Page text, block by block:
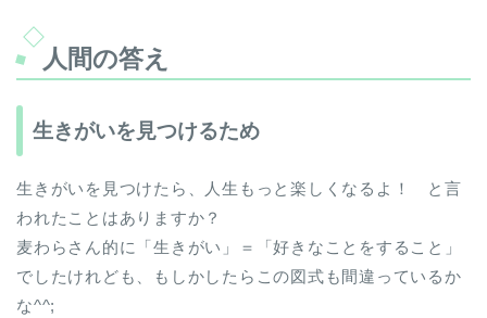
人間の答え
生きがいを見つけるため
生きがいを見つけたら、人生もっと楽しくなるよ！ と言
われたことはありますか？
麦わらさん的に「生きがい」＝「好きなことをすること」
でしたけれども、もしかしたらこの図式も間違っているか
な^^;